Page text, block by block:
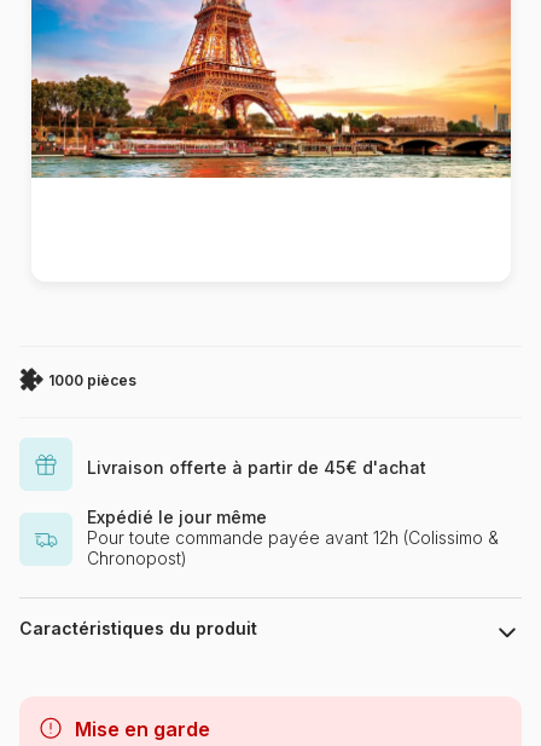
1000 pièces
Livraison offerte à partir de 45€ d'achat
Expédié le jour même
Pour toute commande payée avant 12h (Colissimo &
Chronopost)
Caractéristiques du produit
Mise en garde